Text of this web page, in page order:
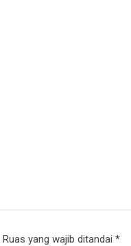
Ruas yang wajib ditandai *